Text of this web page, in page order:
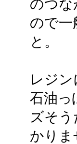
のつな
ので一
と。
レジン
石油っ
ズそ
かりま